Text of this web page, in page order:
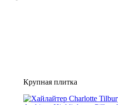
Крупная плитка